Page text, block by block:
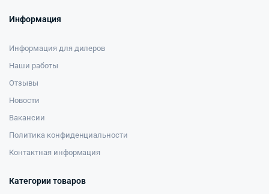
Информация
Информация для дилеров
Наши работы
Отзывы
Новости
Вакансии
Политика конфиденциальности
Контактная информация
Категории товаров